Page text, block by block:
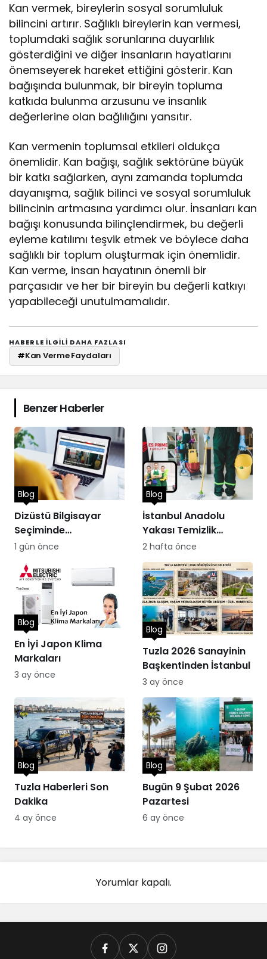
Kan vermek, bireylerin sosyal sorumluluk
bilincini artırır. Sağlıklı bireylerin kan vermesi,
toplumdaki sağlık sorunlarına duyarlılık
gösterdiğini ve diğer insanların hayatlarını
önemseyerek hareket ettiğini gösterir. Kan
bağışında bulunmak, bir bireyin topluma
katkıda bulunma arzusunu ve insanlık
değerlerine olan bağlılığını yansıtır.
Kan vermenin toplumsal etkileri oldukça
önemlidir. Kan bağışı, sağlık sektörüne büyük
bir katkı sağlarken, aynı zamanda toplumda
dayanışma, sağlık bilinci ve sosyal sorumluluk
bilincinin artmasına yardımcı olur. İnsanları kan
bağışı konusunda bilinçlendirmek, bu değerli
eyleme katılımı teşvik etmek ve böylece daha
sağlıklı bir toplum oluşturmak için önemlidir.
Kan verme, insan hayatının önemli bir
parçasıdır ve her bir bireyin bu değerli katkıyı
yapabileceği unutulmamalıdır.
HABERLE ILGILI DAHA FAZLASI
#Kan Verme Faydaları
Benzer Haberler
Dizüstü Bilgisayar
Seçiminde
Performans
Blog
1 gün önce
İstanbul Anadolu
Yakası Temizlik
Hizmetleri
Blog
2 hafta önce
En İyi Japon Klima
Markaları
Blog
3 ay önce
Tuzla 2026 Sanayinin
Başkentinden İstanbul
Blog
3 ay önce
Tuzla Haberleri Son
Dakika
Blog
4 ay önce
Bugün 9 Şubat 2026
Pazartesi
Blog
6 ay önce
Yorumlar kapalı.